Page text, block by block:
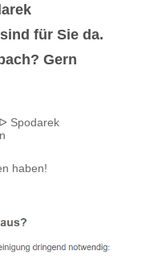
für Sie da.
Gern
Spodarek
haben!